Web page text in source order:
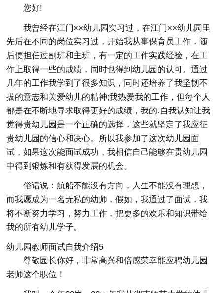
您好!
我曾经在江门××幼儿园实习过，在江门××幼儿园里
先后在不同的岗位实习过，开始我从事保育员工作，随
后便担任过副班和主班，有一定的工作实践经验，在工
作上取得一些的成绩，同时也得到幼儿园的认可。通过
几年的工作我学到了很多知识，同时还培养了我坚韧不
拔的意志和关爱幼儿的精神;我热爱我的工作，但每个人
都是在不断地寻求取得更好的成绩，我的.自我认知让我
觉得贵幼儿园是一个正确的选择，这些就坚定了我应征
贵幼儿园的信心和决心。所以我参加了这次幼儿园面
试，如果这次能面试成功，我相信自己能够在贵幼儿园
中得到锻炼和有获得发展的机会。
俗话说：航船不能没有方向，人生不能没有理想，
而我愿成为一名无私的幼师，假如，我通过了面试，我
将不断努力学习，努力工作，把更多的欢乐和知识带给
我的所有幼儿学子。
幼儿园教师面试自我介绍5
尊敬园长你好，非常高兴和倍感荣幸能应聘幼儿园
老师这个职位！